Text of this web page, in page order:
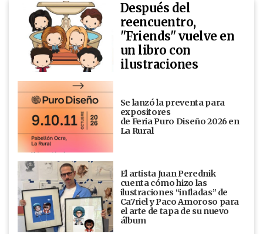
Después del
reencuentro,
"Friends" vuelve en
un libro con
ilustraciones
Se lanzó la preventa para
expositores
de Feria Puro Diseño 2026 en
La Rural
El artista Juan Perednik
cuenta cómo hizo las
ilustraciones “infladas” de
Ca7riel y Paco Amoroso para
el arte de tapa de su nuevo
álbum